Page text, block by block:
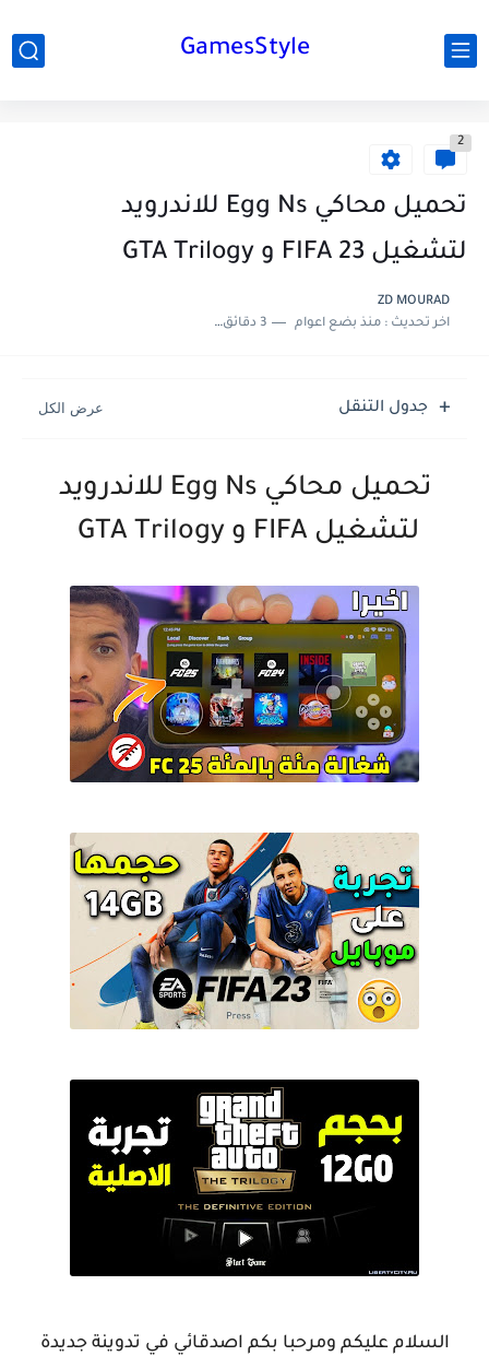
GamesStyle
2
تحميل محاكي Egg Ns للاندرويد
لتشغيل FIFA 23 و GTA Trilogy
ZD MOURAD
اخر تحديث :منذ بضع اعوام 3 دقائق للقراءة
جدول التنقل
تحميل محاكي Egg Ns للاندرويد
لتشغيل FIFA و GTA Trilogy
السلام عليكم ومرحبا بكم اصدقائي في تدوينة جديدة